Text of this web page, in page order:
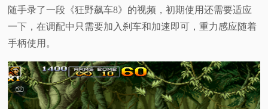
随手录了一段《狂野飙车8》的视频，初期使用还需要适应
一下，在调配中只需要加入刹车和加速即可，重力感应随着
手柄使用。